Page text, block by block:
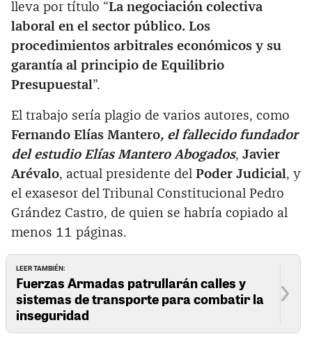
lleva por título “La negociación colectiva
laboral en el sector público. Los
procedimientos arbitrales económicos y su
garantía al principio de Equilibrio
Presupuestal”.
El trabajo sería plagio de varios autores, como
Fernando Elías Mantero, el fallecido fundador
del estudio Elías Mantero Abogados, Javier
Arévalo, actual presidente del Poder Judicial, y
el exasesor del Tribunal Constitucional Pedro
Grández Castro, de quien se habría copiado al
menos 11 páginas.
LEER TAMBIÉN:
Fuerzas Armadas patrullarán calles y
sistemas de transporte para combatir la
inseguridad